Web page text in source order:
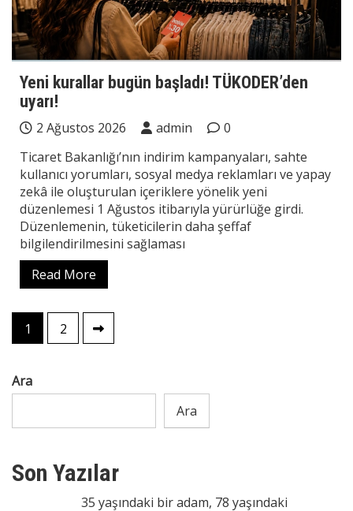
Yeni kurallar bugün başladı! TÜKODER’den
uyarı!
2 Ağustos 2026 admin
0
Ticaret Bakanlığı’nın indirim kampanyaları, sahte
kullanıcı yorumları, sosyal medya reklamları ve yapay
zekâ ile oluşturulan içeriklere yönelik yeni
düzenlemesi 1 Ağustos itibarıyla yürürlüğe girdi.
Düzenlemenin, tüketicilerin daha şeffaf
bilgilendirilmesini sağlaması
Read More
Yazı
sayfalaması
1 2
Ara
Ara
Son Yazılar
35 yaşındaki bir adam, 78 yaşındaki